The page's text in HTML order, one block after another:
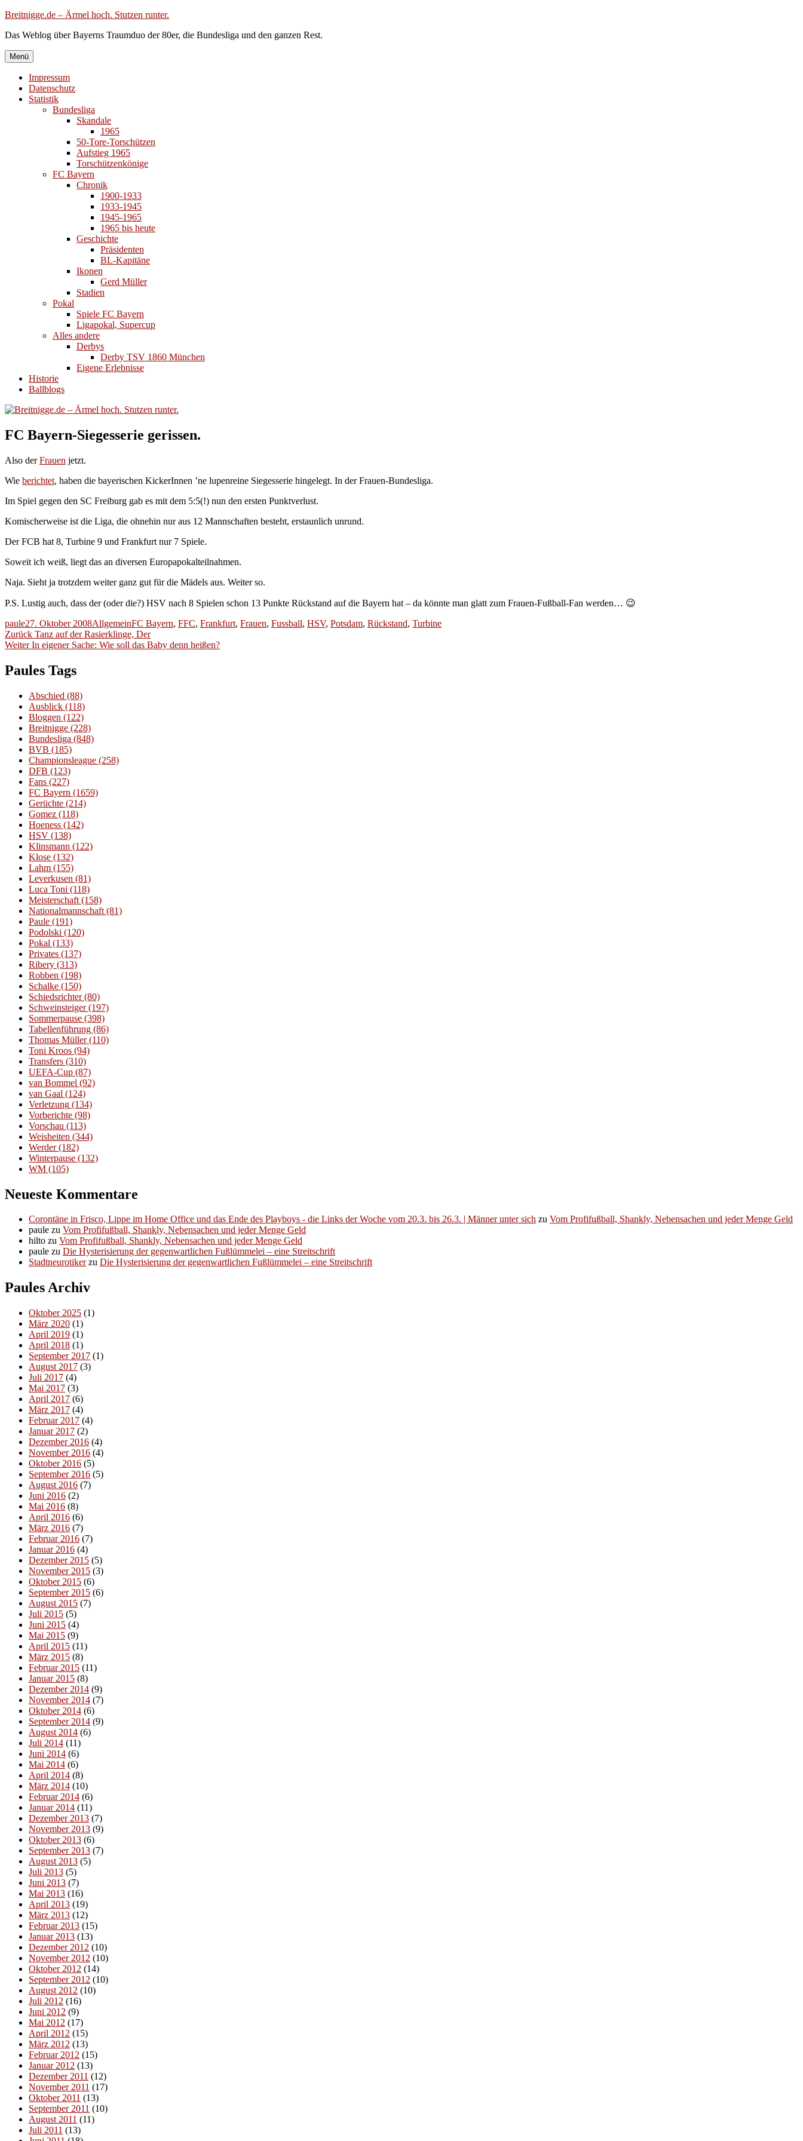
Zum
springen
Breitnigge.de – Ärmel hoch. Stutzen runter.
Das Weblog über Bayerns Traumduo der 80er, die Bundesliga und den ganzen Rest.
Menü
Impressum
Datenschutz
Statistik
Bundesliga
Skandale
1965
50-Tore-Torschützen
Aufstieg 1965
Torschützenkönige
FC Bayern
Chronik
1900-1933
1933-1945
1945-1965
1965 bis heute
Geschichte
Präsidenten
BL-Kapitäne
Ikonen
Gerd Müller
Stadien
Pokal
Spiele FC Bayern
Ligapokal, Supercup
Alles andere
Derbys
Derby TSV 1860 München
Eigene Erlebnisse
Historie
Ballblogs
FC Bayern-Siegesserie gerissen.
Also derFrauen jetzt.
Wie berichtet, haben die bayerischen KickerInnen ’ne lupenreine Siegesserie hingelegt. In der Frauen-Bundesliga.
Im Spiel gegen den SC Freiburg gab es mit dem 5:5(!) nun den ersten Punktverlust.
Komischerweise ist die Liga, die ohnehin nur aus 12 Mannschaften besteht, erstaunlich unrund.
Der FCB hat 8, Turbine 9 und Frankfurt nur 7 Spiele.
Soweit ich weiß, liegt das an diversen Europapokalteilnahmen.
Naja. Sieht ja trotzdem weiter ganz gut für die Mädels aus. Weiter so.
P.S. Lustig auch, dass der (oder die?) HSV nach 8 Spielen schon 13 Punkte Rückstand auf die Bayern hat – da könnte man glatt zum Frauen-Fußball-Fan werden… 😉
Autor
pauleVeröffentlicht
am
27. Oktober 2008Kategorien
AllgemeinSchlagwörter
FC Bayern, FFC, Frankfurt, Frauen, Fussball, HSV, Potsdam, Rückstand, Turbine
Beitragsnavigation
Zurück Vorheriger
Beitrag:
Tanz auf der Rasierklinge, Der
Weiter Nächster
In eigener Sache: Wie soll das Baby denn heißen?
Paules Tags
Abschied (88)
Ausblick (118)
Bloggen (122)
Breitnigge (228)
Bundesliga (848)
BVB (185)
Championsleague (258)
DFB (123)
Fans (227)
FC Bayern (1659)
Gerüchte (214)
Gomez (118)
Hoeness (142)
HSV (138)
Klinsmann (122)
Klose (132)
Lahm (155)
Leverkusen (81)
Luca Toni (118)
Meisterschaft (158)
Nationalmannschaft (81)
Paule (191)
Podolski (120)
Pokal (133)
Privates (137)
Ribery (313)
Robben (198)
Schalke (150)
Schiedsrichter(80)
Schweinsteiger(197)
Sommerpause (398)
Tabellenführung (86)
Thomas Müller(110)
Toni Kroos (94)
Transfers (310)
UEFA-Cup (87)
van Bommel (92)
van Gaal (124)
Verletzung (134)
Vorberichte (98)
Vorschau (113)
Weisheiten (344)
Werder(182)
Winterpause (132)
WM (105)
Neueste Kommentare
Corontäne in Frisco, Lippe im Home Office und das Ende des Playboys - die Links der Woche vom 20.3. bis 26.3. | Männer unter sich zu Vom Profifußball, Shankly, Nebensachen und jeder Menge Geld
paule zu Vom Profifußball, Shankly, Nebensachen und jeder Menge Geld
hilto zu Vom Profifußball, Shankly, Nebensachen und jeder Menge Geld
paule zu Die Hysterisierung der gegenwartlichen Fußlümmelei – eine Streitschrift
Stadtneurotikerzu Die Hysterisierung der gegenwartlichen Fußlümmelei – eine Streitschrift
Paules Archiv
Oktober 2025 (1)
März 2020 (1)
April 2019 (1)
April 2018 (1)
September 2017 (1)
August 2017 (3)
Juli 2017 (4)
Mai 2017 (3)
April 2017 (6)
März 2017 (4)
Februar 2017 (4)
Januar 2017 (2)
Dezember 2016 (4)
November 2016 (4)
Oktober 2016 (5)
September 2016 (5)
August 2016 (7)
Juni 2016 (2)
Mai 2016 (8)
April 2016 (6)
März 2016 (7)
Februar 2016 (7)
Januar 2016 (4)
Dezember 2015 (5)
November 2015 (3)
Oktober 2015 (6)
September 2015 (6)
August 2015 (7)
Juli 2015 (5)
Juni 2015 (4)
Mai 2015 (9)
April 2015 (11)
März 2015 (8)
Februar 2015 (11)
Januar 2015 (8)
Dezember 2014 (9)
November 2014 (7)
Oktober 2014 (6)
September 2014 (9)
August 2014 (6)
Juli 2014 (11)
Juni 2014 (6)
Mai 2014 (6)
April 2014 (8)
März 2014 (10)
Februar 2014 (6)
Januar 2014 (11)
Dezember 2013 (7)
November 2013 (9)
Oktober 2013 (6)
September 2013 (7)
August 2013 (5)
Juli 2013 (5)
Juni 2013 (7)
Mai 2013 (16)
April 2013 (19)
März 2013 (12)
Februar 2013 (15)
Januar 2013 (13)
Dezember 2012 (10)
November 2012 (10)
Oktober 2012 (14)
September 2012 (10)
August 2012 (10)
Juli 2012 (16)
Juni 2012 (9)
Mai 2012 (17)
April 2012 (15)
März 2012 (13)
Februar 2012 (15)
Januar 2012 (13)
Dezember 2011 (12)
November 2011 (17)
Oktober 2011 (13)
September 2011 (10)
August 2011 (11)
Juli 2011 (13)